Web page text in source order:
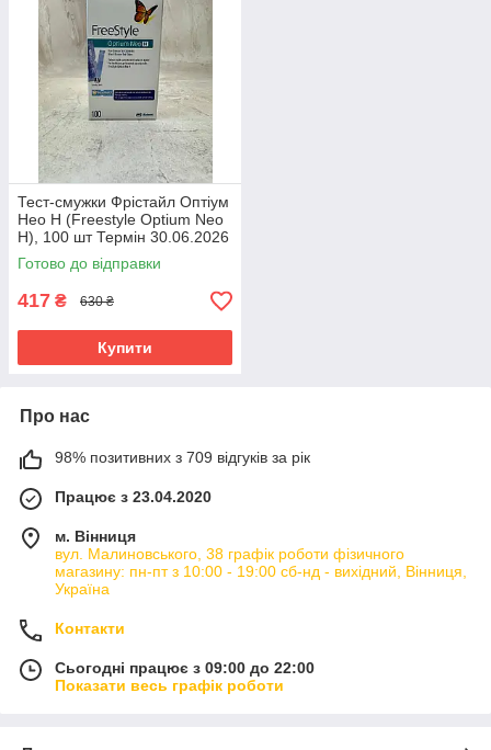
Тест-смужки Фрістайл Оптіум
Нео Н (Freestyle Optium Neo
H), 100 шт Термін 30.06.2026
Готово до відправки
417 ₴ 630 ₴
Купити
Про нас
98% позитивних з 709 відгуків за рік
Працює з 23.04.2020
м. Вінниця
вул. Малиновського, 38 графік роботи фізичного
магазину: пн-пт з 10:00 - 19:00 сб-нд - вихідний, Вінниця,
Україна
Контакти
Сьогодні працює з 09:00 до 22:00
Показати весь графік роботи